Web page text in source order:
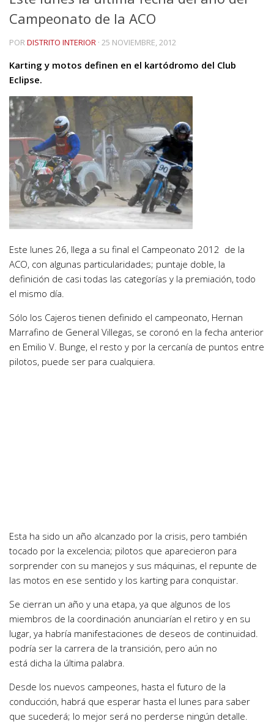
Campeonato de la ACO
PORDISTRITO INTERIOR · 25 NOVIEMBRE, 2012
Karting y motos definen en el kartódromo del Club
Eclipse.
Este lunes 26, llega a su final el Campeonato 2012 de la
ACO, con algunas particularidades; puntaje doble, la
definición de casi todas las categorías y la premiación, todo
el mismo día.
Sólo los Cajeros tienen definido el campeonato, Hernan
Marrafino de General Villegas, se coronó en la fecha anterior
en Emilio V. Bunge, el resto y por la cercanía de puntos entre
pilotos, puede ser para cualquiera.
Esta ha sido un año alcanzado por la crisis, pero también
tocado por la excelencia; pilotos que aparecieron para
sorprender con su manejos y sus máquinas, el repunte de
las motos en ese sentido y los karting para conquistar.
Se cierran un año y una etapa, ya que algunos de los
miembros de la coordinación anunciarían el retiro y en su
lugar, ya habría manifestaciones de deseos de continuidad.
podría ser la carrera de la transición, pero aún no
está dicha la última palabra.
Desde los nuevos campeones, hasta el futuro de la
conducción, habrá que esperar hasta el lunes para saber
que sucederá; lo mejor será no perderse ningún detalle.